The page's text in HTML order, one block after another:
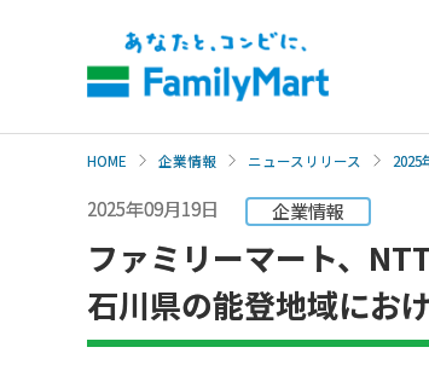
HOME 企業情報 ニュースリリース 2025
2025年09月19日 企業情報
ファミリーマート、
石川県の能登地域にお